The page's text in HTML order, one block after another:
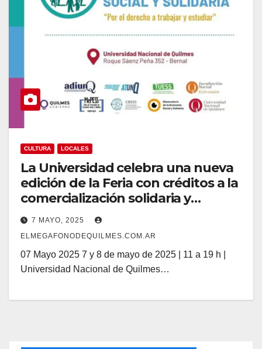
CULTURA LOCALES
La Universidad celebra una nueva
edición de la Feria con créditos a la
comercialización solidaria y
agenda cultural
7 MAYO, 2025
ELMEGAFONODEQUILMES.COM.AR
07 Mayo 2025 7 y 8 de mayo de 2025 | 11 a 19 h |
Universidad Nacional de Quilmes…